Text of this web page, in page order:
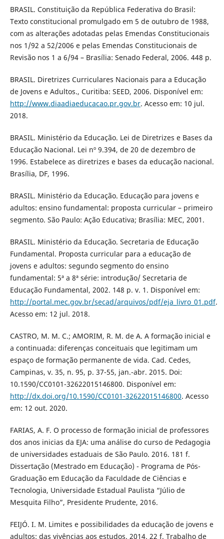
BRASIL. Constituição da República Federativa do Brasil:
Texto constitucional promulgado em 5 de outubro de 1988,
com as alterações adotadas pelas Emendas Constitucionais
nos 1/92 a 52/2006 e pelas Emendas Constitucionais de
Revisão nos 1 a 6/94 – Brasília: Senado Federal, 2006. 448 p.
BRASIL. Diretrizes Curriculares Nacionais para a Educação
de Jovens e Adultos., Curitiba: SEED, 2006. Disponível em:
http://www.diaadiaeducacao.pr.gov.br. Acesso em: 10 jul.
2018.
BRASIL. Ministério da Educação. Lei de Diretrizes e Bases da
Educação Nacional. Lei nº 9.394, de 20 de dezembro de
1996. Estabelece as diretrizes e bases da educação nacional.
Brasília, DF, 1996.
BRASIL. Ministério da Educação. Educação para jovens e
adultos: ensino fundamental: proposta curricular – primeiro
segmento. São Paulo: Ação Educativa; Brasília: MEC, 2001.
BRASIL. Ministério da Educação. Secretaria de Educação
Fundamental. Proposta curricular para a educação de
jovens e adultos: segundo segmento do ensino
fundamental: 5ª a 8ª série: introdução/ Secretaria de
Educação Fundamental, 2002. 148 p. v. 1. Disponível em:
http://portal.mec.gov.br/secad/arquivos/pdf/eja_livro_01.pdf.
Acesso em: 12 jul. 2018.
CASTRO, M. M. C.; AMORIM, R. M. de A. A formação inicial e
a continuada: diferenças conceituais que legitimam um
espaço de formação permanente de vida. Cad. Cedes,
Campinas, v. 35, n. 95, p. 37-55, jan.-abr. 2015. Doi:
10.1590/CC0101-32622015146800. Disponível em:
http://dx.doi.org/10.1590/CC0101-32622015146800. Acesso
em: 12 out. 2020.
FARIAS, A. F. O processo de formação inicial de professores
dos anos inicias da EJA: uma análise do curso de Pedagogia
de universidades estaduais de São Paulo. 2016. 181 f.
Dissertação (Mestrado em Educação) - Programa de Pós-
Graduação em Educação da Faculdade de Ciências e
Tecnologia, Universidade Estadual Paulista “Júlio de
Mesquita Filho”, Presidente Prudente, 2016.
FEIJÓ. I. M. Limites e possibilidades da educação de jovens e
adultos: das vivências aos estudos. 2014. 22 f. Trabalho de